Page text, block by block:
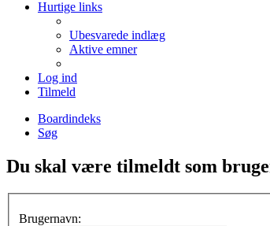
Hurtige links
Ubesvarede indlæg
Aktive emner
Log ind
Tilmeld
Boardindeks
Søg
Du skal være tilmeldt som
Brugernavn: